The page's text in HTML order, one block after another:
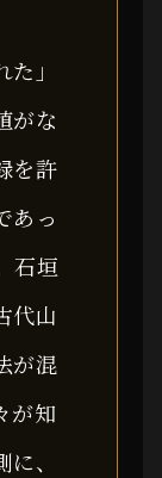
」
がな
を許
あっ
石垣
代山
が混
が知
、